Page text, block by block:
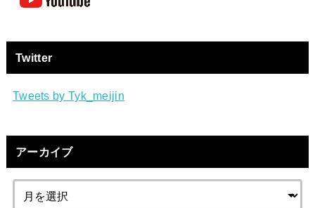
Twitter
Tweets by Tyk_meijin
アーカイブ